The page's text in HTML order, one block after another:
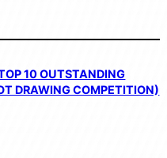
10 OUTSTANDING
DRAWING COMPETITION)